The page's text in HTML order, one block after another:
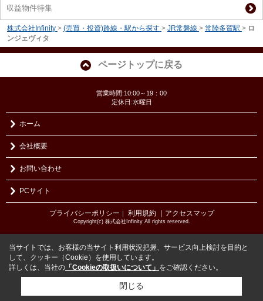
収益物件特集
株式会社Infinity > (売買・投資)路線・駅から探す > JR常磐線 > 常陸多賀駅 > ロ
ンジェヴィタ
ページトップに戻る
営業時間:10:00～19：00
定休日:水曜日
ホーム
会社概要
お問い合わせ
PCサイト
プライバシーポリシー 利用規約 ｜アクセスマップ
Copyright(c) 株式会社Infinity All rights reserved.
当サイトでは、お客様の当サイト利用状況把握、サービス向上検討を目的と
して、クッキー（Cookie）を使用しています。
詳しくは、当社の 「Cookieの取扱いについて」 をご確認ください。
閉じる